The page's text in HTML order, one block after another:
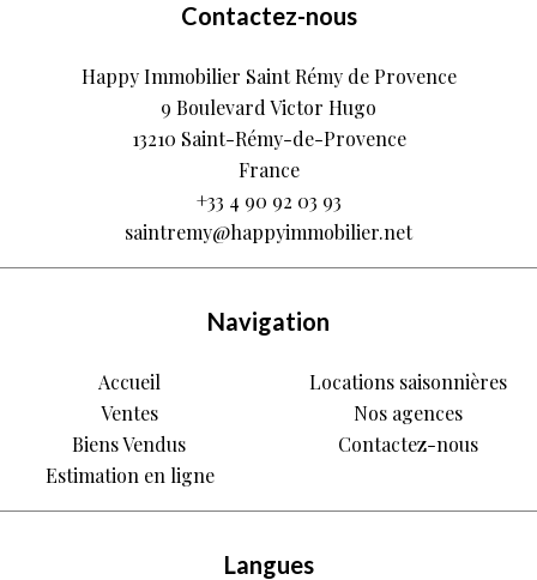
Contactez-nous
Happy Immobilier Saint Rémy de Provence
9 Boulevard Victor Hugo
13210 Saint-Rémy-de-Provence
France
+33 4 90 92 03 93
saintremy@happyimmobilier.net
Navigation
Accueil
Ventes
Biens Vendus
Estimation en ligne
Locations saisonnières
Nos agences
Contactez-nous
Langues